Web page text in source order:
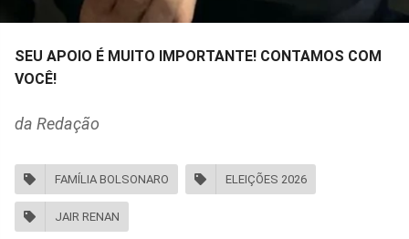
SEU APOIO É MUITO IMPORTANTE! CONTAMOS COM
VOCÊ!
da Redação
FAMÍLIA BOLSONARO ELEIÇÕES 2026
JAIR RENAN